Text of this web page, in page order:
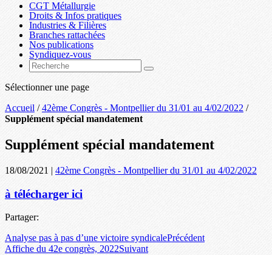
CGT Métallurgie
Droits & Infos pratiques
Industries & Filières
Branches rattachées
Nos publications
Syndiquez-vous
Sélectionner une page
Accueil /42ème Congrès - Montpellier du 31/01 au 4/02/2022 /
Supplément spécial mandatement
Supplément spécial mandatement
18/08/2021 | 42ème Congrès - Montpellier du 31/01 au 4/02/2022
à télécharger ici
Partager:
Analyse pas à pas d’une victoire syndicalePrécédent
Affiche du 42e congrès, 2022Suivant